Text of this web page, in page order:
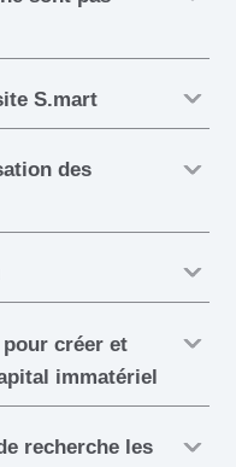
S.mart
des
créer et
immatériel
recherche les